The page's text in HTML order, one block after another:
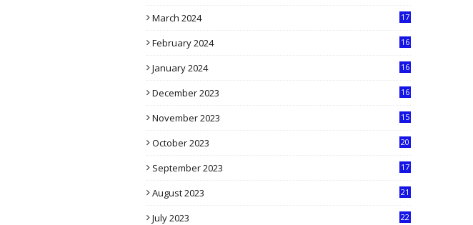
March 2024
17
February 2024
16
January 2024
16
December 2023
16
November 2023
15
October 2023
20
September 2023
17
August 2023
21
July 2023
22